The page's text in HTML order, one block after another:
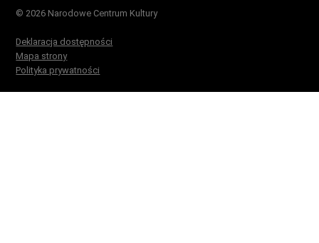
© 2026 Narodowe Centrum Kultury
Deklaracja dostępności
Mapa strony
Polityka prywatności